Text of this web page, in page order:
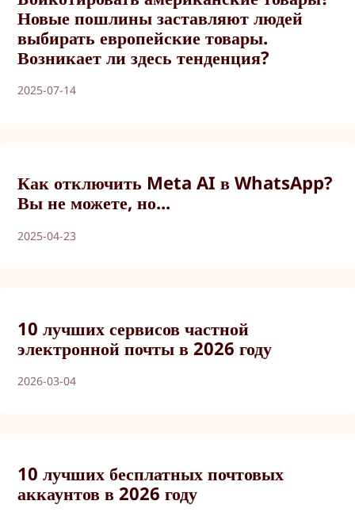
Новые пошлины заставляют людей
выбирать европейские товары.
Возникает ли здесь тенденция?
2025-07-14
Как отключить Meta AI в WhatsApp?
Вы не можете, но...
2025-04-23
10 лучших сервисов частной
электронной почты в 2026 году
2026-03-04
10 лучших бесплатных почтовых
аккаунтов в 2026 году